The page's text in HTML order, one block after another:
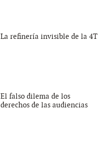
La refinería invisible de la 4T
El falso dilema de los
derechos de las audiencias